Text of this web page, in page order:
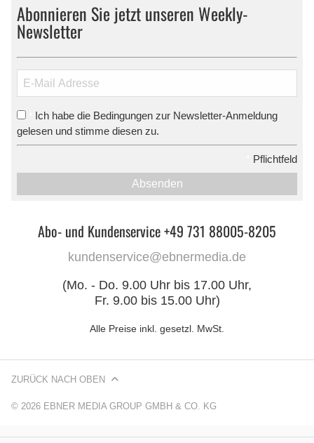
Abonnieren Sie jetzt unseren Weekly-
Newsletter
Ich habe die Bedingungen zur Newsletter-Anmeldung
gelesen und stimme diesen zu.
Pflichtfeld
Absenden
Abo- und Kundenservice +49 731 88005-8205
kundenservice@ebnermedia.de
(Mo. - Do. 9.00 Uhr bis 17.00 Uhr,
Fr. 9.00 bis 15.00 Uhr)
Alle Preise inkl. gesetzl. MwSt.
© 2026 EBNER MEDIA GROUP GMBH & CO. KG
ZURÜCK NACH OBEN